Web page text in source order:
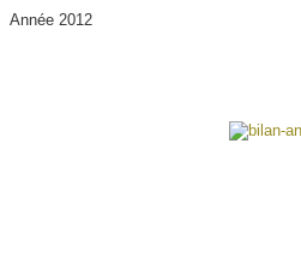
Année 2012